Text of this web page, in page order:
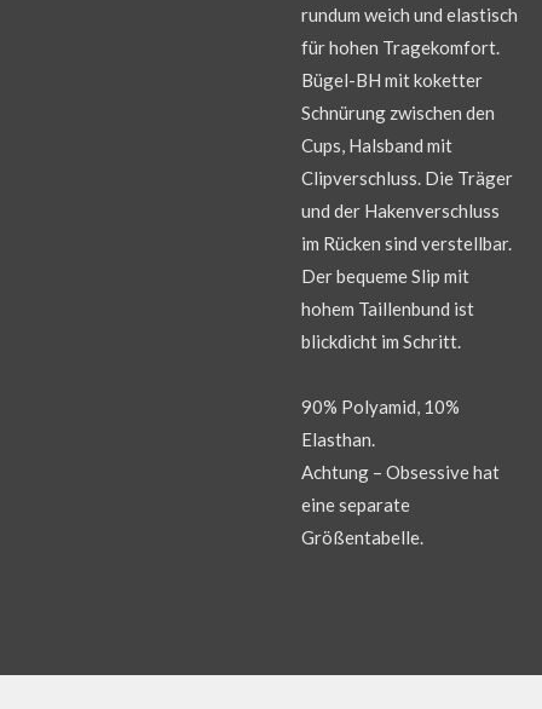
rundum weich und elastisch
für hohen Tragekomfort.
Bügel-BH mit koketter
Schnürung zwischen den
Cups, Halsband mit
Clipverschluss. Die Träger
und der Hakenverschluss
im Rücken sind verstellbar.
Der bequeme Slip mit
hohem Taillenbund ist
blickdicht im Schritt.
90% Polyamid, 10%
Elasthan.
Achtung – Obsessive hat
eine separate
Größentabelle.